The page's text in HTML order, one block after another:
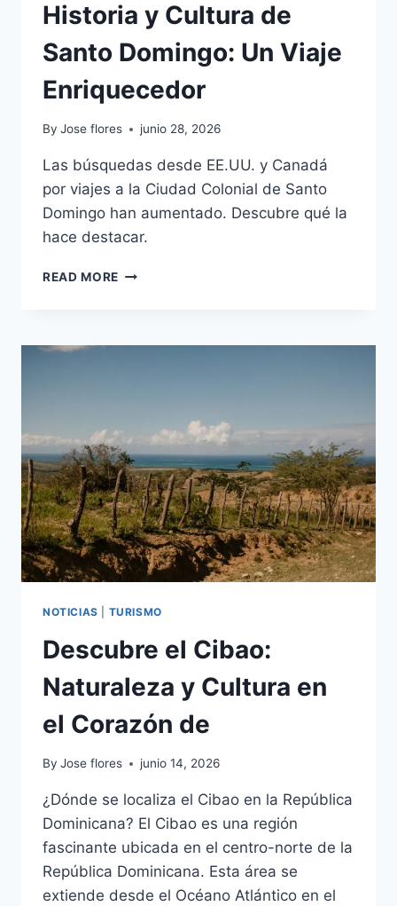
Historia y Cultura de
Santo Domingo: Un Viaje
Enriquecedor
By Jose flores junio 28, 2026
Las búsquedas desde EE.UU. y Canadá
por viajes a la Ciudad Colonial de Santo
Domingo han aumentado. Descubre qué la
hace destacar.
READ MORE HISTORIA
SANTO
ENRIQUECEDOR
NOTICIAS TURISMO
Descubre el Cibao:
Naturaleza y Cultura en
el Corazón de
By Jose flores junio 14, 2026
¿Dónde se localiza el Cibao en la República
Dominicana? El Cibao es una región
fascinante ubicada en el centro-norte de la
República Dominicana. Esta área se
extiende desde el Océano Atlántico en el